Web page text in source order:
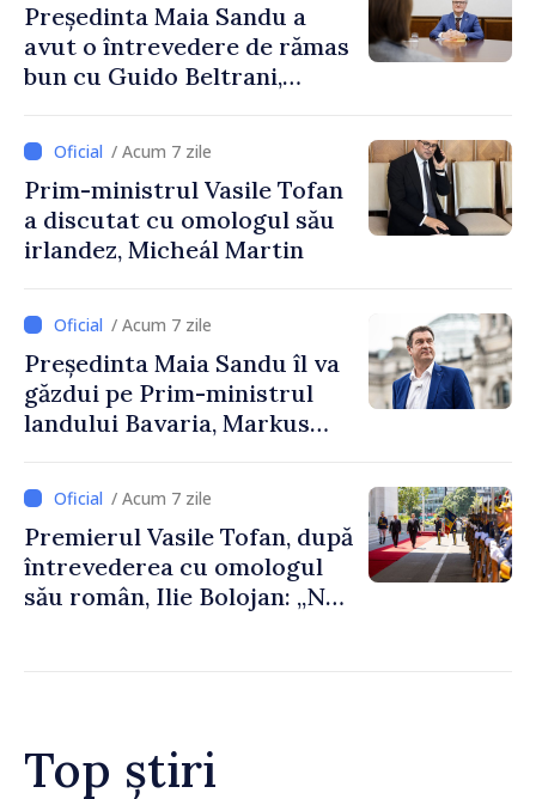
Președinta Maia Sandu a
avut o întrevedere de rămas
bun cu Guido Beltrani,
Cooperare al Elveției în
Republica Moldova
/ Acum 7 zile
Prim-ministrul Vasile Tofan
a discutat cu omologul său
irlandez, Micheál Martin
/ Acum 7 zile
Președinta Maia Sandu îl va
găzdui pe Prim-ministrul
landului Bavaria, Markus
/ Acum 7 zile
Premierul Vasile Tofan, după
întrevederea cu omologul
său român, Ilie Bolojan: „Ne
pentru oameni”
Top știri